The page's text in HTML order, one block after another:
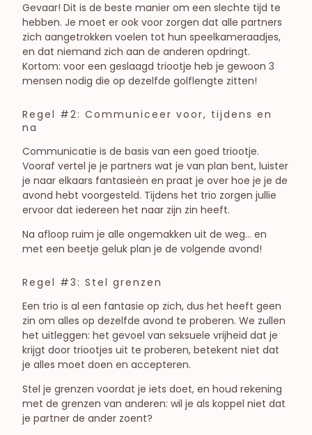
Gevaar! Dit is de beste manier om een slechte tijd te
hebben. Je moet er ook voor zorgen dat alle partners
zich aangetrokken voelen tot hun speelkameraadjes,
en dat niemand zich aan de anderen opdringt.
Kortom: voor een geslaagd triootje heb je gewoon 3
mensen nodig die op dezelfde golflengte zitten!
Regel #2: Communiceer voor, tijdens en
na
Communicatie is de basis van een goed triootje.
Vooraf vertel je je partners wat je van plan bent, luister
je naar elkaars fantasieën en praat je over hoe je je de
avond hebt voorgesteld. Tijdens het trio zorgen jullie
ervoor dat iedereen het naar zijn zin heeft.
Na afloop ruim je alle ongemakken uit de weg… en
met een beetje geluk plan je de volgende avond!
Regel #3: Stel grenzen
Een trio is al een fantasie op zich, dus het heeft geen
zin om alles op dezelfde avond te proberen. We zullen
het uitleggen: het gevoel van seksuele vrijheid dat je
krijgt door triootjes uit te proberen, betekent niet dat
je alles moet doen en accepteren.
Stel je grenzen voordat je iets doet, en houd rekening
met de grenzen van anderen: wil je als koppel niet dat
je partner de ander zoent?